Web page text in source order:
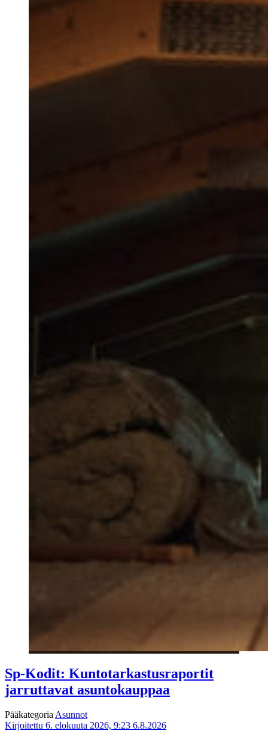
Sp-Kodit: Kuntotarkastusraportit
jarruttavat asuntokauppaa
PääkategoriaAsunnot
Kirjoitettu 6. elokuuta 2026, 9:23 6.8.2026